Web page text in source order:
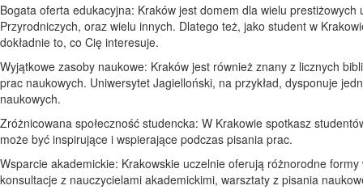
Bogata oferta edukacyjna: Kraków jest domem dla wielu
Przyrodniczych, oraz wielu innych. Dlatego też, jako student w
dokładnie to, co Cię interesuje.
Wyjątkowe zasoby naukowe: Kraków jest również znany z licznych
prac naukowych. Uniwersytet Jagielloński, na przykład, dysponuje
naukowych.
Zróżnicowana społeczność studencka: W Krakowie spotkasz
może być inspirujące i wspierające podczas pisania prac.
Wsparcie akademickie: Krakowskie uczelnie oferują różnorodne
konsultacje z nauczycielami akademickimi, warsztaty z pisania